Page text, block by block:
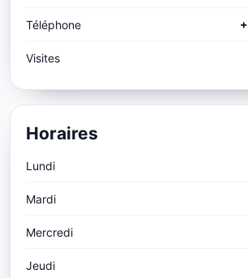
Téléphone
Visites
Horaires
Lundi
Mardi
Mercredi
Jeudi